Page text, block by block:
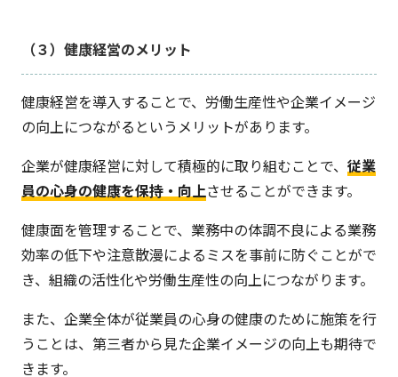
（３）健康経営のメリット
健康経営を導入することで、労働生産性や企業イメージ
の向上につながるというメリットがあります。
企業が健康経営に対して積極的に取り組むことで、 従業
員の心身の健康を保持・向上させることができます。
健康面を管理することで、業務中の体調不良による業務
効率の低下や注意散漫によるミスを事前に防ぐことがで
き、組織の活性化や労働生産性の向上につながります。
また、企業全体が従業員の心身の健康のために施策を行
うことは、第三者から見た企業イメージの向上も期待で
きます。